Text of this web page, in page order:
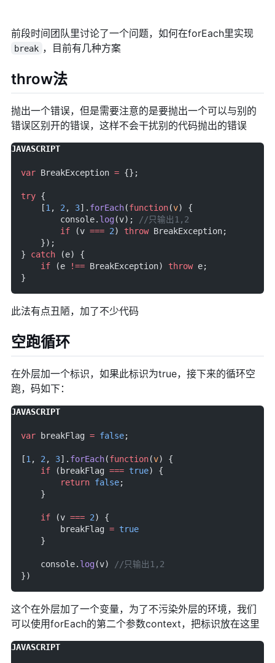
前段时间团队里讨论了一个问题，如何在forEach里实现
break ，目前有几种方案
throw法
抛出一个错误，但是需要注意的是要抛出一个可以与别的
错误区别开的错误，这样不会干扰别的代码抛出的错误
var BreakException = {};
try {
    [
1 , 2 , 3]. forEach(function(v) {
        console.
log(v);
//只输出1,2
        if
(v === 2) throw BreakException;
    });
} catch (e) {
    if
(e !== BreakException) throw e;
}
此法有点丑陋，加了不少代码
空跑循环
在外层加一个标识，如果此标识为true，接下来的循环空
跑，码如下：
var breakFlag = false;
[1 , 2 , 3]. forEach(function(v) {
    if
(breakFlag === true) {
        return
false;
    }
    if
(v === 2) {
        breakFlag
= true
    }
    console.
log(v)
//只输出1,2
})
这个在外层加了一个变量，为了不污染外层的环境，我们
可以使用forEach的第二个参数context，把标识放在这里